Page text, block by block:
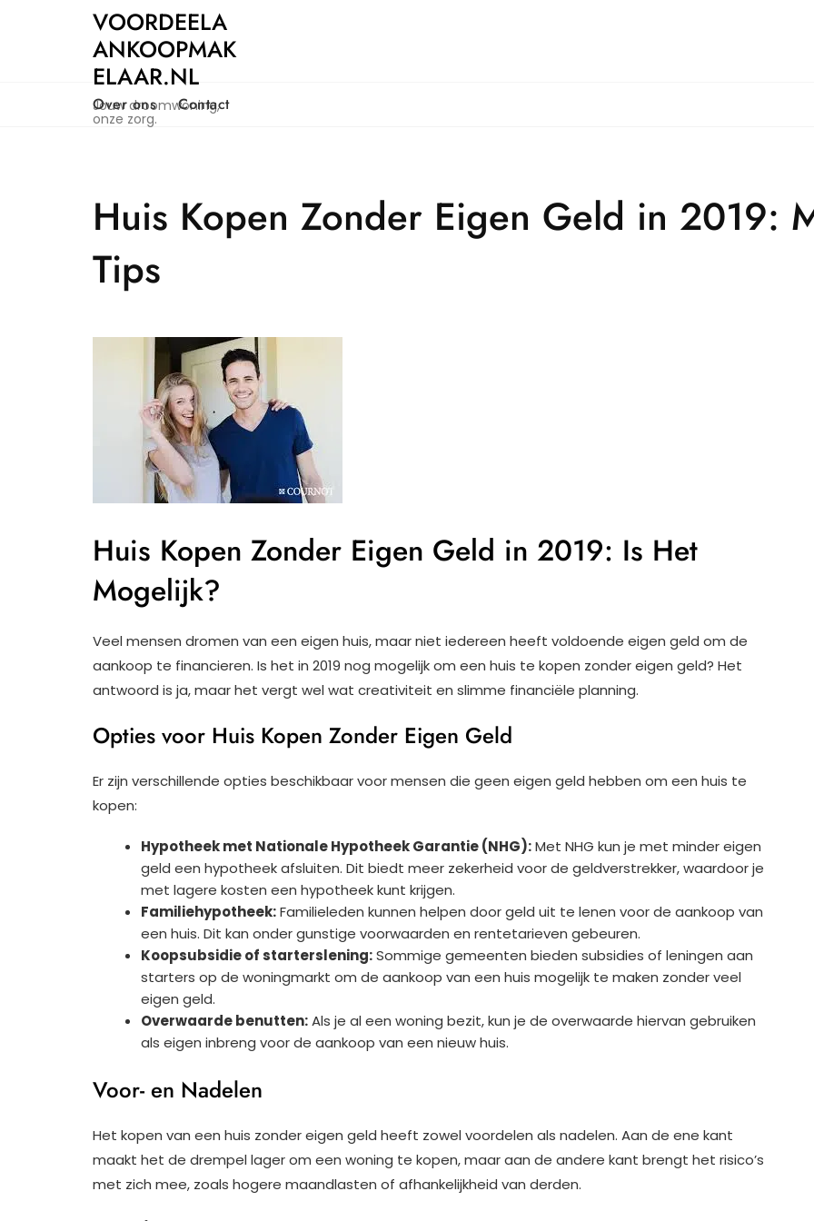
VOORDEELA
ANKOOPMAK
ELAAR.NL
Jouw droomwoning,
onze zorg.
Over ons Contact
Huis Kopen Zonder Eigen Geld in 2019:
Tips
Huis Kopen Zonder Eigen Geld in 2019: Is Het
Mogelijk?
Veel mensen dromen van een eigen huis, maar niet iedereen heeft voldoende eigen geld om de
aankoop te financieren. Is het in 2019 nog mogelijk om een huis te kopen zonder eigen geld? Het
antwoord is ja, maar het vergt wel wat creativiteit en slimme financiële planning.
Opties voor Huis Kopen Zonder Eigen Geld
Er zijn verschillende opties beschikbaar voor mensen die geen eigen geld hebben om een huis te
kopen:
Hypotheek met Nationale Hypotheek Garantie (NHG):Met NHG kun je met minder eigen
geld een hypotheek afsluiten. Dit biedt meer zekerheid voor de geldverstrekker, waardoor je
met lagere kosten een hypotheek kunt krijgen.
Familiehypotheek:Familieleden kunnen helpen door geld uit te lenen voor de aankoop van
een huis. Dit kan onder gunstige voorwaarden en rentetarieven gebeuren.
Koopsubsidie of starterslening:Sommige gemeenten bieden subsidies of leningen aan
starters op de woningmarkt om de aankoop van een huis mogelijk te maken zonder veel
eigen geld.
Overwaarde benutten:Als je al een woning bezit, kun je de overwaarde hiervan gebruiken
als eigen inbreng voor de aankoop van een nieuw huis.
Voor- en Nadelen
Het kopen van een huis zonder eigen geld heeft zowel voordelen als nadelen. Aan de ene kant
maakt het de drempel lager om een woning te kopen, maar aan de andere kant brengt het risico’s
met zich mee, zoals hogere maandlasten of afhankelijkheid van derden.